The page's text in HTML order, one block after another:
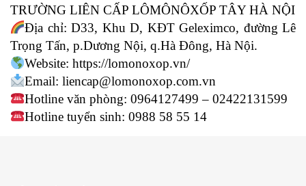
TRƯỜNG LIÊN CẤP LÔMÔNÔXỐP TÂY HÀ NỘI
Địa chỉ: D33, Khu D, KĐT Geleximco, đường Lê
Trọng Tấn, p.Dương Nội, q.Hà Đông, Hà Nội.
Website: https://lomonoxop.vn/
Email: liencap@lomonoxop.com.vn
Hotline văn phòng: 0964127499 – 02422131599
Hotline tuyển sinh: 0988 58 55 14